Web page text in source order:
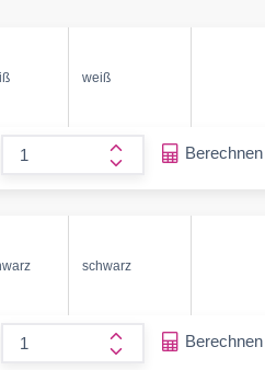
weiß
form.increase-amount
Berechnen
schwarz
form.increase-amount
Berechnen